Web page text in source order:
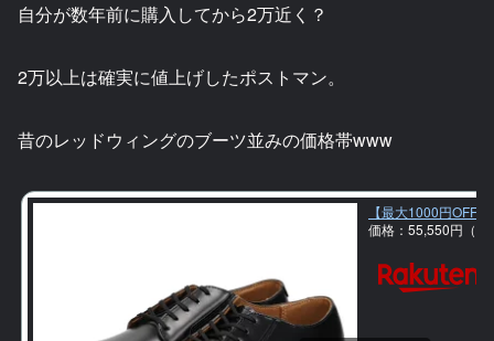
自分が数年前に購入してから2万近く？
2万以上は確実に値上げしたポストマン。
昔のレッドウィングのブーツ並みの価格帯www
【最大1000円OFF
価格：55,550円（税